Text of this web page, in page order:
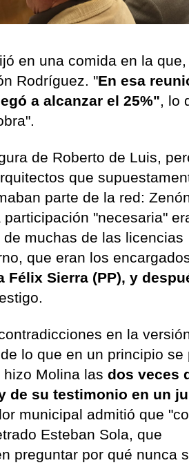
en una comida en la que,
Rodríguez. "En esa
a alcanzar el 25%", lo
de Roberto de Luis,
que
parte de la red:
"necesaria"
muchas de las licencias
que eran los
Félix Sierra (PP), y
en la
lo que en un principio se
hizo Molina lasdos veces
de su testimonio en un
municipal admitió que
Esteban Sola, que
preguntar por qué nunca